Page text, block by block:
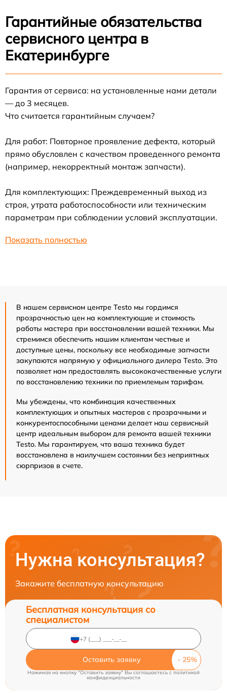
Гарантийные обязательства
сервисного центра в
Екатеринбурге
Гарантия от сервиса: на установленные нами детали
— до 3 месяцев.
Что считается гарантийным случаем?
Для работ: Повторное проявление дефекта, который
прямо обусловлен с качеством проведенного ремонта
(например, некорректный монтаж запчасти).
Для комплектующих: Преждевременный выход из
строя, утрата работоспособности или техническим
параметрам при соблюдении условий эксплуатации.
Показать полностью
В нашем сервисном центре Testo мы гордимся
прозрачностью цен на комплектующие и стоимость
работы мастера при восстановлении вашей техники. Мы
стремимся обеспечить нашим клиентам честные и
доступные цены, поскольку все необходимые запчасти
закупаются напрямую у официального дилера Testo. Это
позволяет нам предоставлять высококачественные услуги
по восстановлению техники по приемлемым тарифам.
Мы убеждены, что комбинация качественных
комплектующих и опытных мастеров с прозрачными и
конкурентоспособными ценами делает наш сервисный
центр идеальным выбором для ремонта вашей техники
Testo. Мы гарантируем, что ваша техника будет
восстановлена в наилучшем состоянии без неприятных
сюрпризов в счете.
Нужна консультация?
Закажите бесплатную консультацию
Бесплатная консультация со
специалистом
Оставить заявку
Нажимая на кнопку "Оставить заявку" Вы соглашаетесь cполитикой
конфиденциальности